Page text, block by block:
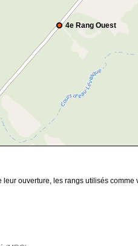
4e Rang Ouest
ouverture, les rangs utilisés